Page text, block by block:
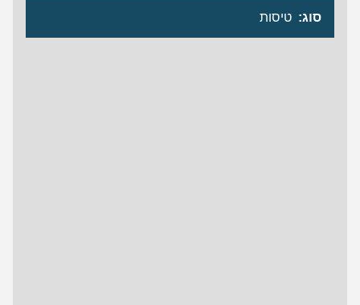
סוג